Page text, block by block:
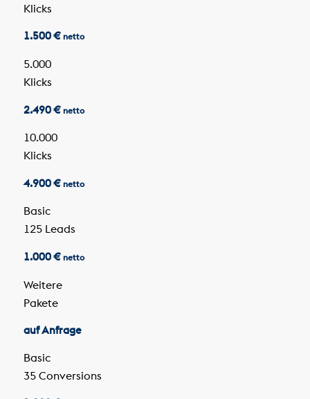
Klicks
1.500 € netto
5.000
Klicks
2.490 € netto
10.000
Klicks
4.900 € netto
Basic
125 Leads
1.000 € netto
Weitere
Pakete
auf Anfrage
Basic
35 Conversions